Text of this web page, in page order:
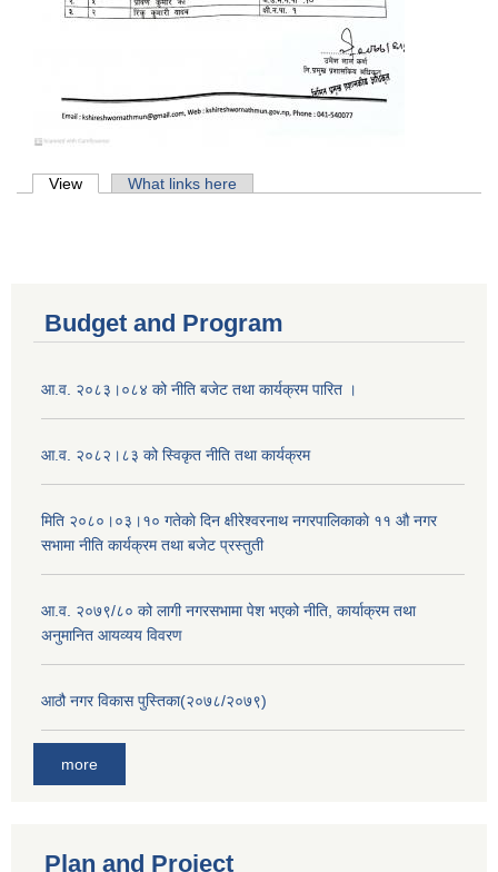
Primary tabs
View (active tab)What links here
Budget and Program
आ.व. २०८३।०८४ को नीति बजेट तथा कार्यक्रम पारित ।
आ.व. २०८२।८३ को स्विकृत नीति तथा कार्यक्रम
मिति २०८०।०३।१० गतेकाे दिन क्षीरेश्वरनाथ नगरपालिकाकाे ११ ‍औ नगर
सभामा नीति कार्यक्रम तथा बजेट प्रस्तुती
आ.व. २०७९/८० को लागी नगरसभामा पेश भएको नीति, कार्याक्रम तथा
अनुमानित आयव्यय विवरण
आठौ नगर विकास पुस्तिका(२०७८/२०७९)
more
Plan and Project